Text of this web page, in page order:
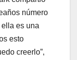
número
es una
esto
creerlo”,